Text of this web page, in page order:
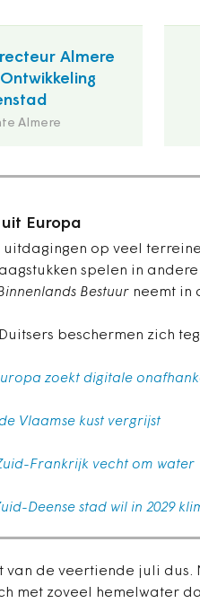
Almere
Almere
Europa
uitdagingen op veel
spelen in
Bestuur neemt in
beschermen zich
zoekt digitale
Vlaamse kust vergrijst
Frankrijk vecht om water
Deense stad wil in 2029
van de veertiende juli dus.
met zoveel hemelwater